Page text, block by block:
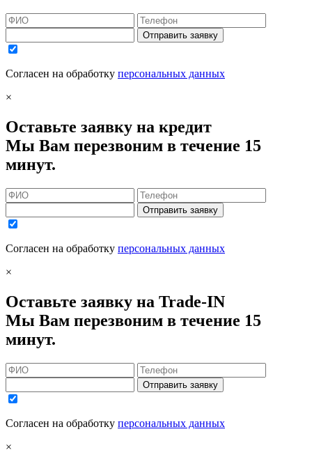
Отправить заявку
Согласен на обработку персональных данных
×
Оставьте заявку на кредит
Мы Вам перезвоним в течение 15
минут.
Отправить заявку
Согласен на обработку персональных данных
×
Оставьте заявку на Trade-IN
Мы Вам перезвоним в течение 15
минут.
Отправить заявку
Согласен на обработку персональных данных
×